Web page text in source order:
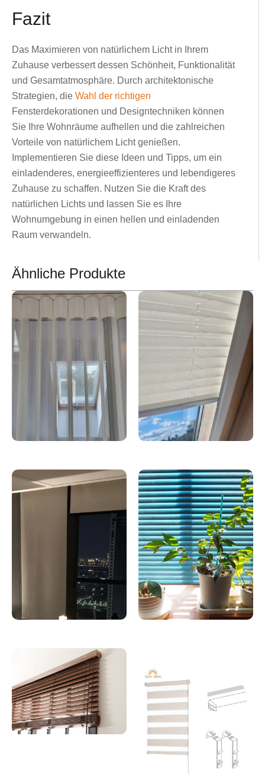
Fazit
Das Maximieren von natürlichem Licht in Ihrem
Zuhause verbessert dessen Schönheit, Funktionalität
und Gesamtatmosphäre. Durch architektonische
Strategien, die Wahl der richtigen
Fensterdekorationen und Designtechniken können
Sie Ihre Wohnräume aufhellen und die zahlreichen
Vorteile von natürlichem Licht genießen.
Implementieren Sie diese Ideen und Tipps, um ein
einladenderes, energieeffizienteres und lebendigeres
Zuhause zu schaffen. Nutzen Sie die Kraft des
natürlichen Lichts und lassen Sie es Ihre
Wohnumgebung in einen hellen und einladenden
Raum verwandeln.
Ähnliche Produkte